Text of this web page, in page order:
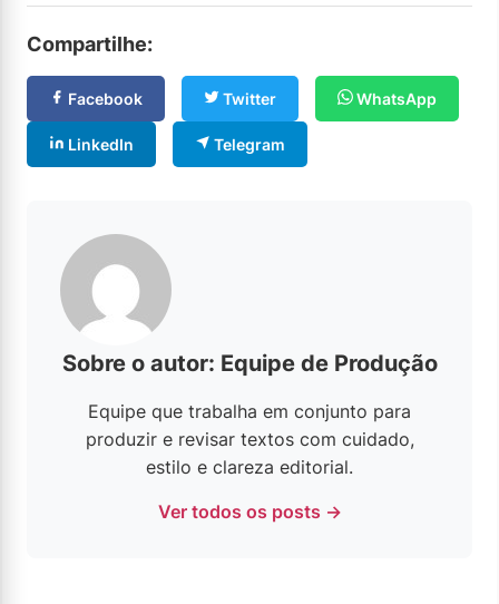
Compartilhe:
Facebook Twitter WhatsApp
LinkedIn Telegram
Sobre o autor: Equipe de Produção
Equipe que trabalha em conjunto para
produzir e revisar textos com cuidado,
estilo e clareza editorial.
Ver todos os posts →